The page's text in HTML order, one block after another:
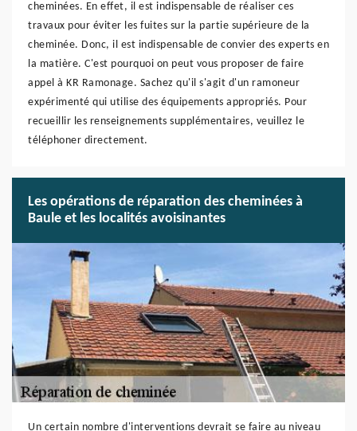
cheminées. En effet, il est indispensable de réaliser ces
travaux pour éviter les fuites sur la partie supérieure de la
cheminée. Donc, il est indispensable de convier des experts en
la matière. C'est pourquoi on peut vous proposer de faire
appel à KR Ramonage. Sachez qu'il s'agit d'un ramoneur
expérimenté qui utilise des équipements appropriés. Pour
recueillir les renseignements supplémentaires, veuillez le
téléphoner directement.
Les opérations de réparation des cheminées à
Baule et les localités avoisinantes
Un certain nombre d'interventions devrait se faire au niveau